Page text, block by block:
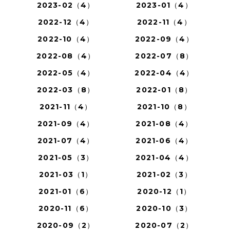
2023-02（4）
2023-01（4）
2022-12（4）
2022-11（4）
2022-10（4）
2022-09（4）
2022-08（4）
2022-07（8）
2022-05（4）
2022-04（4）
2022-03（8）
2022-01（8）
2021-11（4）
2021-10（8）
2021-09（4）
2021-08（4）
2021-07（4）
2021-06（4）
2021-05（3）
2021-04（4）
2021-03（1）
2021-02（3）
2021-01（6）
2020-12（1）
2020-11（6）
2020-10（3）
2020-09（2）
2020-07（2）